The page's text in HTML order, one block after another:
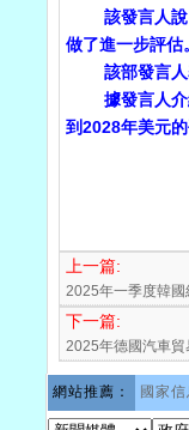
該發言人說，
做了進一步評估。
該部發言人表
據發言人介紹
到2028年美元
上一篇:
2025年一季度韓國
下一篇:
2025年德國汽車貿
網站推薦： 國家